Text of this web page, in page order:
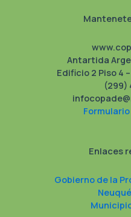
Antartida
Edificio 2 Piso 4
(299)
Enlaces
Gobierno de la